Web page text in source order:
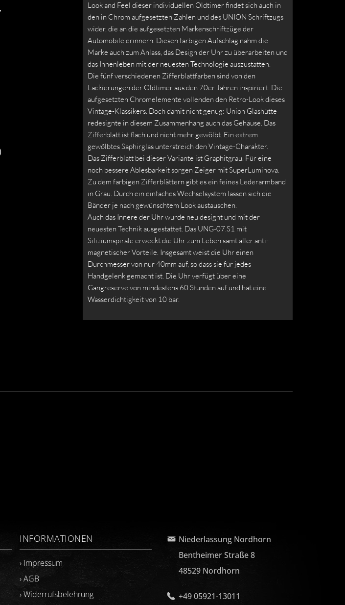
Look and Feel dieser individuellen Oldtimer findet sich auch in
den in Chrom aufgesetzten Zahlen und des UNION Schriftzugs
wider, die an die aufgesetzten Markenschriftzüge der
Automobile erinnern. Diesen farbigen Aufschlag nahm die
Marke auch zum Anlass, das Design der Uhr zu überarbeiten und
das Innenleben mit der neuesten Technologie auszustatten.
Die fünf verschiedenen Zifferblattfarben sind von den
Lackierungen der Oldtimer aus den 70er Jahren inspiriert. Die
aufgesetzten Chromelemente vollenden den Retro-Look dieses
Vintage-Klassikers. Doch damit nicht genug: Union Glashütte
redesignte in diesem Zusammenhang auch das Gehäuse. Das
Zifferblatt ist flach und nicht mehr gewölbt. Ein extrem
gewölbtes Saphirglas unterstreich den Vintage-Charakter.
Das Zifferblatt bei dieser Variante ist Graphitgrau. Für eine
noch bessere Ablesbarkeit sorgen Zeiger mit SuperLuminova.
Zu dem farbigen Zifferblättern gibt es ein feines Lederarmband
in Grau. Durch ein einfaches Wechselsystem lassen sich die
Bänder je nach gewünschtem Look austauschen.
Auch das Innere der Uhr wurde neu designt und mit der
neuesten Technik ausgestattet. Das UNG-07.S1 mit
Siliziumspirale erweckt die Uhr zum Leben samt aller anti-
magnetischer Vorteile. Insgesamt weist die Uhr einen
Durchmesser von nur 40mm auf, so dass sie für jedes
Handgelenk gemacht ist. Die Uhr verfügt über eine
Gangreserve von mindestens 60 Stunden auf und hat eine
Wasserdichtigkeit von 10 bar.
INFORMATIONEN
› Impressum
› AGB
› Widerrufsbelehrung
Niederlassung Nordhorn
Bentheimer Straße 8
48529 Nordhorn
+49 05921-13011